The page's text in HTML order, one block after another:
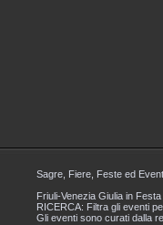
Sagre, Fiere, Feste ed
Friuli-Venezia Giulia in
RICERCA: Filtra gli eventi
Gli eventi sono curati dalla